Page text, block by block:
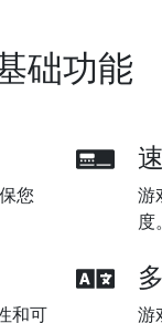
础功能
您
游
度。
和可
游